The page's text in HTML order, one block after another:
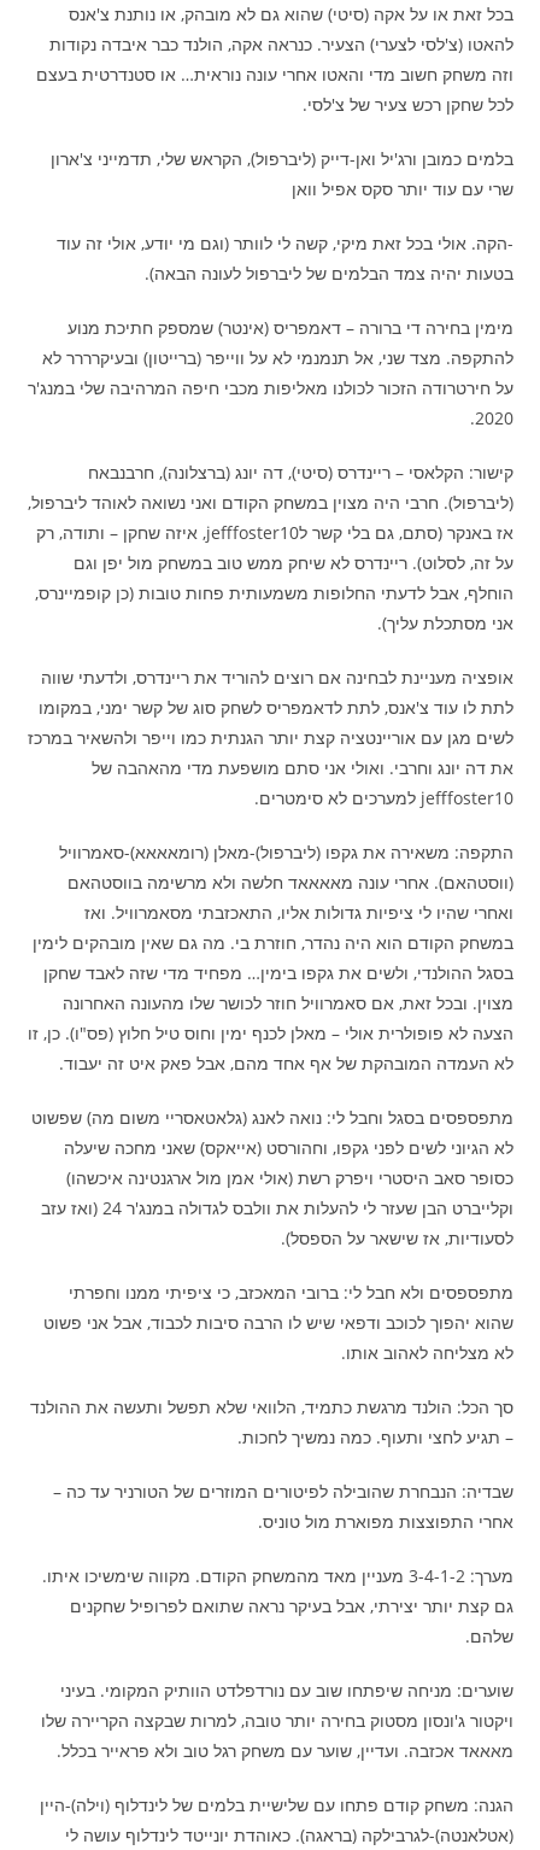
בכל זאת או על אקה (סיטי) שהוא גם לא מובהק, או נותנת צ'אנס
להאטו (צ'לסי לצערי) הצעיר. כנראה אקה, הולנד כבר איבדה נקודות
וזה משחק חשוב מדי והאטו אחרי עונה נוראית… או סטנדרטית בעצם
לכל שחקן רכש צעיר של צ'לסי.
בלמים כמובן ורג'יל ואן-דייק (ליברפול), הקראש שלי, תדמייני צ'ארון
שרי עם עוד יותר סקס אפיל וואן
-הקה. אולי בכל זאת מיקי, קשה לי לוותר (וגם מי יודע, אולי זה עוד
בטעות יהיה צמד הבלמים של ליברפול לעונה הבאה).
מימין בחירה די ברורה – דאמפריס (אינטר) שמספק חתיכת מנוע
להתקפה. מצד שני, אל תנמנמי לא על ווייפר (ברייטון) ובעיקרררר לא
על חירטרודה הזכור לכולנו מאליפות מכבי חיפה המרהיבה שלי במנג'ר
2020.
קישור: הקלאסי – ריינדרס (סיטי), דה יונג (ברצלונה), חרבנבאח
(ליברפול). חרבי היה מצוין במשחק הקודם ואני נשואה לאוהד ליברפול,
אז באנקר (סתם, גם בלי קשר לjefffoster10, איזה שחקן – ותודה, רק
על זה, לסלוט). ריינדרס לא שיחק ממש טוב במשחק מול יפן וגם
הוחלף, אבל לדעתי החלופות משמעותית פחות טובות (כן קופמיינרס,
אני מסתכלת עליך).
אופציה מעניינת לבחינה אם רוצים להוריד את ריינדרס, ולדעתי שווה
לתת לו עוד צ'אנס, לתת לדאמפריס לשחק סוג של קשר ימני, במקומו
לשים מגן עם אוריינטציה קצת יותר הגנתית כמו וייפר ולהשאיר במרכז
את דה יונג וחרבי. ואולי אני סתם מושפעת מדי מהאהבה של
jefffoster10 למערכים לא סימטרים.
התקפה: משאירה את גקפו (ליברפול)-מאלן (רומאאאא)-סאמרוויל
(ווסטהאם). אחרי עונה מאאאאד חלשה ולא מרשימה בווסטהאם
ואחרי שהיו לי ציפיות גדולות אליו, התאכזבתי מסאמרוויל. ואז
במשחק הקודם הוא היה נהדר, חוזרת בי. מה גם שאין מובהקים לימין
בסגל ההולנדי, ולשים את גקפו בימין… מפחיד מדי שזה לאבד שחקן
מצוין. ובכל זאת, אם סאמרוויל חוזר לכושר שלו מהעונה האחרונה
הצעה לא פופולרית אולי – מאלן לכנף ימין וחוס טיל חלוץ (פס"ו). כן, זו
לא העמדה המובהקת של אף אחד מהם, אבל פאק איט זה יעבוד.
מתפספסים בסגל וחבל לי: נואה לאנג (גלאטאסריי משום מה) שפשוט
לא הגיוני לשים לפני גקפו, וחהורסט (אייאקס) שאני מחכה שיעלה
כסופר סאב היסטרי ויפרק רשת (אולי אמן מול ארגנטינה איכשהו)
וקלייברט הבן שעזר לי להעלות את וולבס לגדולה במנג'ר 24 (ואז עזב
לסעודיות, אז שישאר על הספסל).
מתפספסים ולא חבל לי: ברובי המאכזב, כי ציפיתי ממנו וחפרתי
שהוא יהפוך לכוכב ודפאי שיש לו הרבה סיבות לכבוד, אבל אני פשוט
לא מצליחה לאהוב אותו.
סך הכל: הולנד מרגשת כתמיד, הלוואי שלא תפשל ותעשה את ההולנד
– תגיע לחצי ותעוף. כמה נמשיך לחכות.
שבדיה: הנבחרת שהובילה לפיטורים המוזרים של הטורניר עד כה –
אחרי התפוצצות מפוארת מול טוניס.
מערך: 3-4-1-2 מעניין מאד מהמשחק הקודם. מקווה שימשיכו איתו.
גם קצת יותר יצירתי, אבל בעיקר נראה שתואם לפרופיל שחקנים
שלהם.
שוערים: מניחה שיפתחו שוב עם נורדפלדט הוותיק המקומי. בעיני
ויקטור ג'ונסון מסטוק בחירה יותר טובה, למרות שבקצה הקריירה שלו
מאאאד אכזבה. ועדיין, שוער עם משחק רגל טוב ולא פראייר בכלל.
הגנה: משחק קודם פתחו עם שלישיית בלמים של לינדלוף (וילה)-היין
(אטלאנטה)-לגרבילקה (בראגה). כאוהדת יונייטד לינדלוף עושה לי